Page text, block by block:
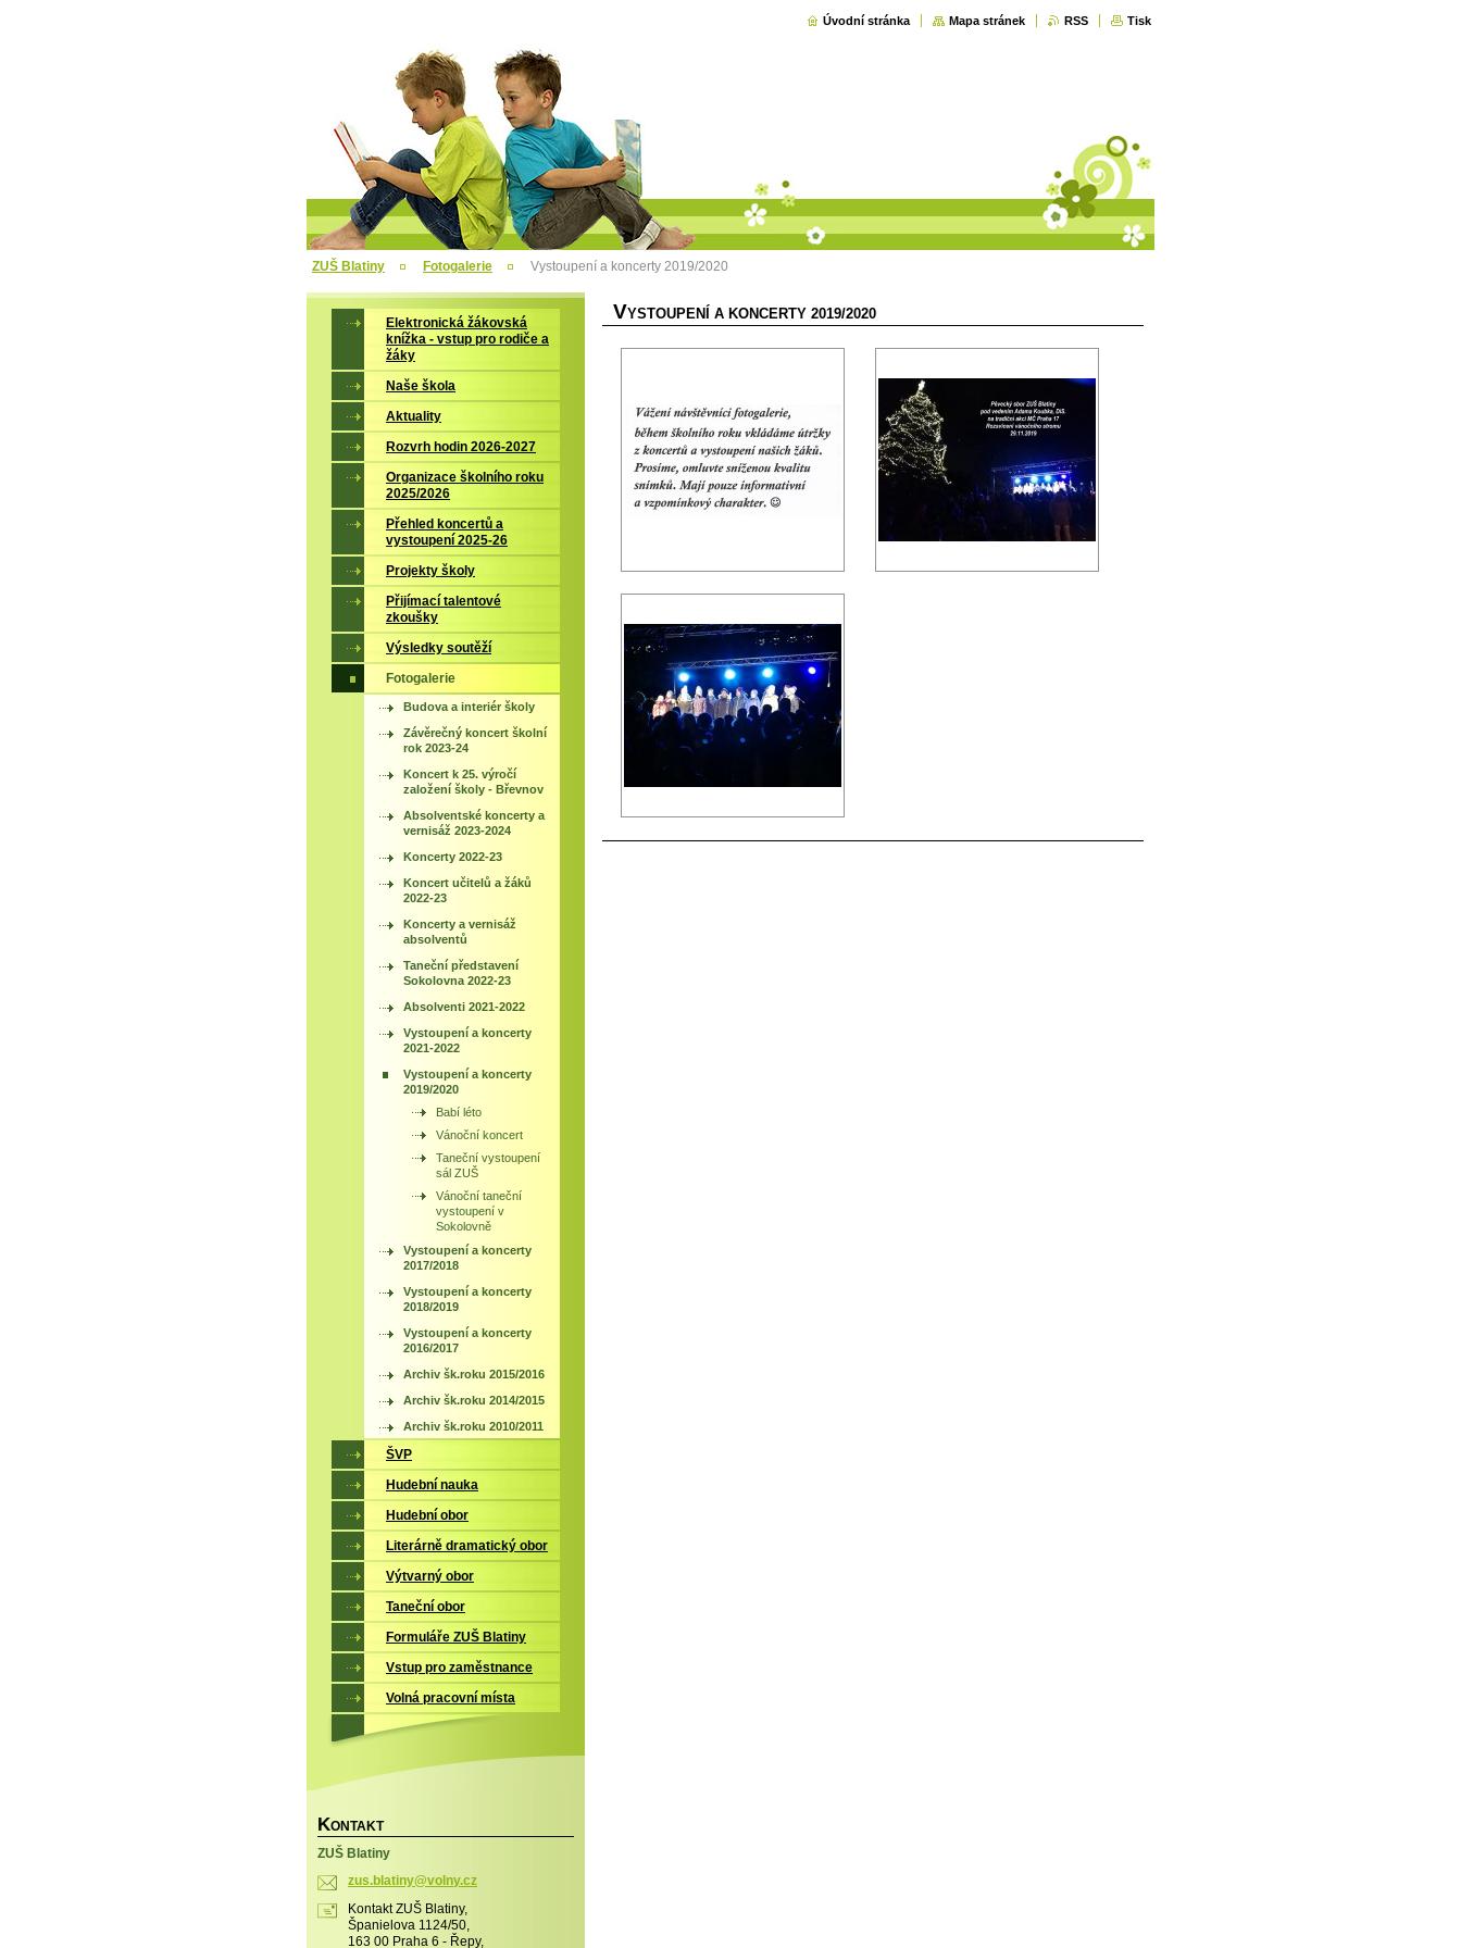
Úvodní stránka Mapa stránek RSS Tisk
ZUŠ Blatiny Fotogalerie Vystoupení a koncerty 2019/2020
VYSTOUPENÍ A KONCERTY 2019/2020
Elektronická žákovská
knížka - vstup pro rodiče a
žáky
Naše škola
Aktuality
Rozvrh hodin 2026-2027
Organizace školního roku
2025/2026
Přehled koncertů a
vystoupení 2025-26
Projekty školy
Přijímací talentové
zkoušky
Výsledky soutěží
Fotogalerie
Budova a interiér školy
Závěrečný koncert školní
rok 2023-24
Koncert k 25. výročí
založení školy - Břevnov
Absolventské koncerty a
vernisáž 2023-2024
Koncerty 2022-23
Koncert učitelů a žáků
2022-23
Koncerty a vernisáž
absolventů
Taneční představení
Sokolovna 2022-23
Absolventi 2021-2022
Vystoupení a koncerty
2021-2022
Vystoupení a koncerty
2019/2020
Babí léto
Vánoční koncert
Taneční vystoupení
sál ZUŠ
Vánoční taneční
vystoupení v
Sokolovně
Vystoupení a koncerty
2017/2018
Vystoupení a koncerty
2018/2019
Vystoupení a koncerty
2016/2017
Archiv šk.roku 2015/2016
Archiv šk.roku 2014/2015
Archiv šk.roku 2010/2011
ŠVP
Hudební nauka
Hudební obor
Literárně dramatický obor
Výtvarný obor
Taneční obor
Formuláře ZUŠ Blatiny
Vstup pro zaměstnance
Volná pracovní místa
KONTAKT
ZUŠ Blatiny
zus.blatiny@volny.cz
Kontakt ZUŠ Blatiny,
Španielova 1124/50,
163 00 Praha 6 - Řepy,